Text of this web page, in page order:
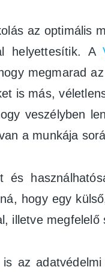
az optimális
helyettesítik. A
megmarad
is más,
veszélyben
a munkája
és
hogy egy
illetve megfelelő
az